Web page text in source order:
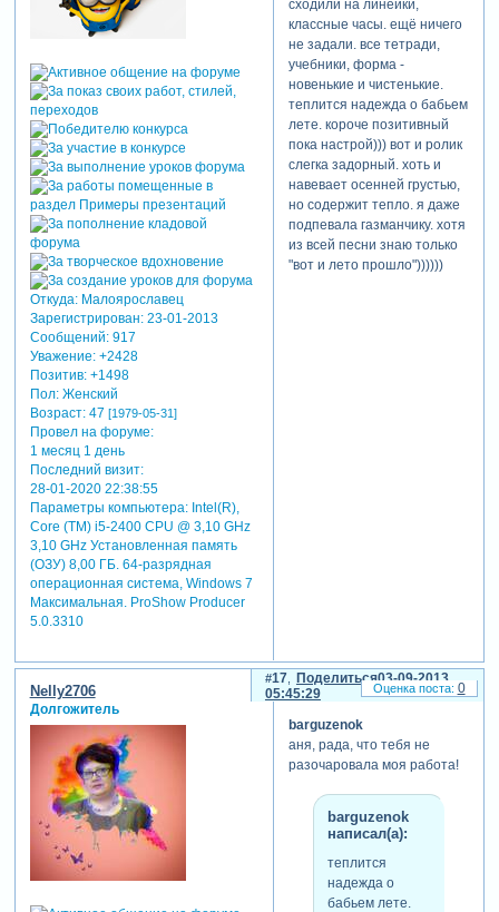
вы уже iclon
освоили
сказано, постоянно
забываю, что за чем, даже
сделала для себя
небольшой конспект, в
последовательность
кнопок, так как времени не
хватает много времени
уделять этой программе,
какую-нибудь осеннюю
травку и наткнулась в одном
из скрапов на эти колоски,
чему очень обрадовалась,
т.к. они были в одной
цветовой гамме с
которых я сделала в
программе dp animation
Откуда:Малоярославец
Зарегистрирован: 23-01-2013
Сообщений:917
Уважение: +2428
Позитив: +1498
Пол:Женский
Возраст:47 [1979-05-31]
Провел на форуме:
1 месяц 1 день
Последний визит:
28-01-2020 22:38:55
Параметры компьютера:Intel(R),
Core (TM) i5-2400 CPU @ 3,10 GHz
3,10 GHz Установленная память
(ОЗУ) 8,00 ГБ. 64-разрядная
операционная система, Windows 7
Максимальная. ProShow Producer
5.0.3310
сходили на линейки,
классные часы. ещё ничего
не задали. все тетради,
учебники, форма -
новенькие и чистенькие.
теплится надежда о бабьем
лете. короче позитивный
пока настрой))) вот и ролик
слегка задорный. хоть и
навевает осенней грустью,
но содержит тепло. я даже
подпевала газманчику. хотя
из всей песни знаю только
"вот и лето прошло"))))))
Поделиться
17
03-09-2013
05:45:29
Nelly2706
Долгожитель
barguzenok
аня, рада, что тебя не
разочаровала моя работа!
barguzenok
написал(а):
теплится
надежда о
бабьем лете.
0